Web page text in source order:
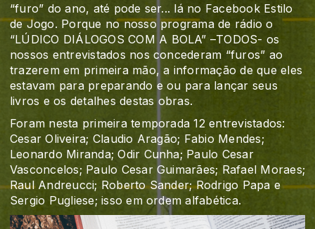
“furo” do ano, até pode ser... lá no Facebook Estilo
de Jogo. Porque no nosso programa de rádio o
“LÚDICO DIÁLOGOS COM A BOLA” –TODOS- os
nossos entrevistados nos concederam “furos” ao
trazerem em primeira mão, a informação de que eles
estavam para preparando e ou para lançar seus
livros e os detalhes destas obras.
Foram nesta primeira temporada 12 entrevistados:
Cesar Oliveira; Claudio Aragão; Fabio Mendes;
Leonardo Miranda; Odir Cunha; Paulo Cesar
Vasconcelos; Paulo Cesar Guimarães; Rafael Moraes;
Raul Andreucci; Roberto Sander; Rodrigo Papa e
Sergio Pugliese; isso em ordem alfabética.